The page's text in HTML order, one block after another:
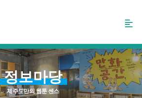
정보마당
제주도만의 웹툰 센스